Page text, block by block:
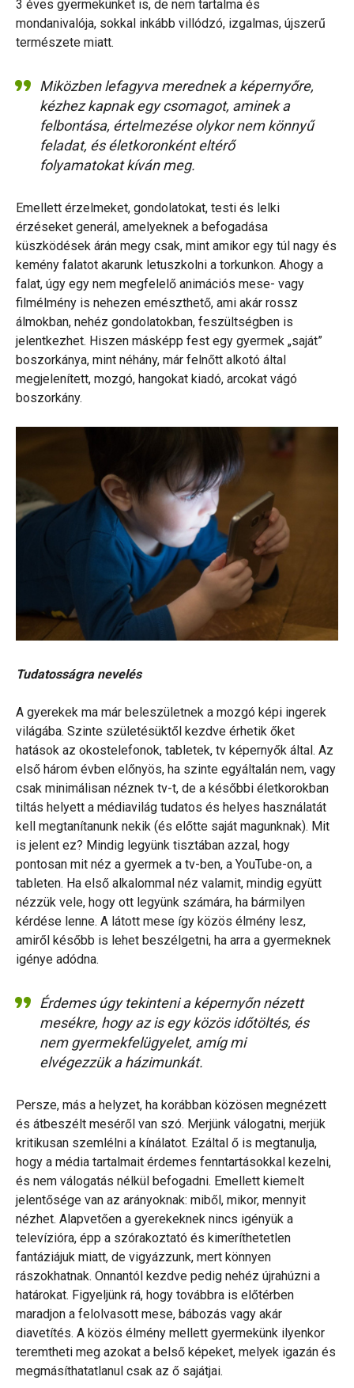
3 éves gyermekünket is, de nem tartalma és
mondanivalója, sokkal inkább villódzó, izgalmas, újszerű
természete miatt.
Miközben lefagyva merednek a képernyőre,
kézhez kapnak egy csomagot, aminek a
felbontása, értelmezése olykor nem könnyű
feladat, és életkoronként eltérő
folyamatokat kíván meg.
Emellett érzelmeket, gondolatokat, testi és lelki
érzéseket generál, amelyeknek a befogadása
küszködések árán megy csak, mint amikor egy túl nagy és
kemény falatot akarunk letuszkolni a torkunkon. Ahogy a
falat, úgy egy nem megfelelő animációs mese- vagy
filmélmény is nehezen emészthető, ami akár rossz
álmokban, nehéz gondolatokban, feszültségben is
jelentkezhet. Hiszen másképp fest egy gyermek „saját”
boszorkánya, mint néhány, már felnőtt alkotó által
megjelenített, mozgó, hangokat kiadó, arcokat vágó
boszorkány.
Tudatosságra nevelés
A gyerekek ma már beleszületnek a mozgó képi ingerek
világába. Szinte születésüktől kezdve érhetik őket
hatások az okostelefonok, tabletek, tv képernyők által. Az
első három évben előnyös, ha szinte egyáltalán nem, vagy
csak minimálisan néznek tv-t, de a későbbi életkorokban
tiltás helyett a médiavilág tudatos és helyes használatát
kell megtanítanunk nekik (és előtte saját magunknak). Mit
is jelent ez? Mindig legyünk tisztában azzal, hogy
pontosan mit néz a gyermek a tv-ben, a YouTube-on, a
tableten. Ha első alkalommal néz valamit, mindig együtt
nézzük vele, hogy ott legyünk számára, ha bármilyen
kérdése lenne. A látott mese így közös élmény lesz,
amiről később is lehet beszélgetni, ha arra a gyermeknek
igénye adódna.
Érdemes úgy tekinteni a képernyőn nézett
mesékre, hogy az is egy közös időtöltés, és
nem gyermekfelügyelet, amíg mi
elvégezzük a házimunkát.
Persze, más a helyzet, ha korábban közösen megnézett
és átbeszélt meséről van szó. Merjünk válogatni, merjük
kritikusan szemlélni a kínálatot. Ezáltal ő is megtanulja,
hogy a média tartalmait érdemes fenntartásokkal kezelni,
és nem válogatás nélkül befogadni. Emellett kiemelt
jelentősége van az arányoknak: miből, mikor, mennyit
nézhet. Alapvetően a gyerekeknek nincs igényük a
televízióra, épp a szórakoztató és kimeríthetetlen
fantáziájuk miatt, de vigyázzunk, mert könnyen
rászokhatnak. Onnantól kezdve pedig nehéz újrahúzni a
határokat. Figyeljünk rá, hogy továbbra is előtérben
maradjon a felolvasott mese, bábozás vagy akár
diavetítés. A közös élmény mellett gyermekünk ilyenkor
teremtheti meg azokat a belső képeket, melyek igazán és
megmásíthatatlanul csak az ő sajátjai.